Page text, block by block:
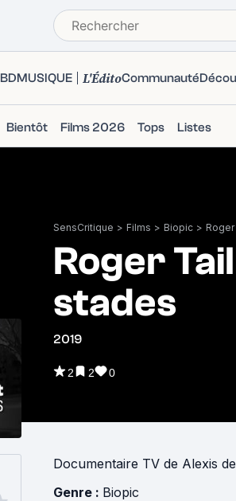
BDMUSIQUE L'ÉditoCommunauté
Bientôt Films 2026 Tops Listes
SensCritique > Films > Biopic >
Roger
stades
2019
2 2 0
Documentaire TV de Alexis
Genre : Biopic